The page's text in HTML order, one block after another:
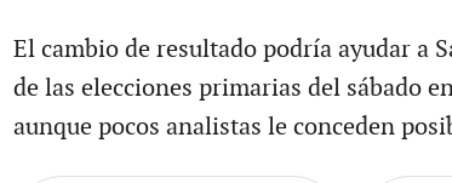
El cambio de resultado podría ayudar a
de las elecciones primarias del sábado
aunque pocos analistas le conceden